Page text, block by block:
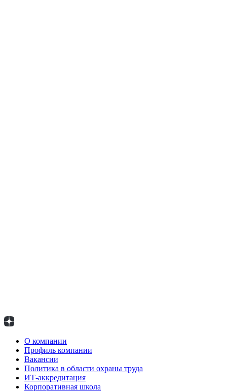
О компании
Профиль компании
Вакансии
Политика в области охраны труда
ИТ-аккредитация
Корпоративная школа